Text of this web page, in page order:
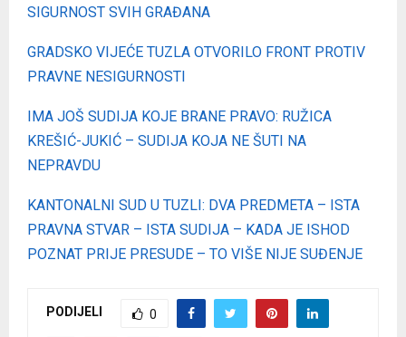
SIGURNOST SVIH GRAĐANA
GRADSKO VIJEĆE TUZLA OTVORILO FRONT PROTIV
PRAVNE NESIGURNOSTI
IMA JOŠ SUDIJA KOJE BRANE PRAVO: RUŽICA
KREŠIĆ-JUKIĆ – SUDIJA KOJA NE ŠUTI NA
NEPRAVDU
KANTONALNI SUD U TUZLI: DVA PREDMETA – ISTA
PRAVNA STVAR – ISTA SUDIJA – KADA JE ISHOD
POZNAT PRIJE PRESUDE – TO VIŠE NIJE SUĐENJE
PODIJELI 0